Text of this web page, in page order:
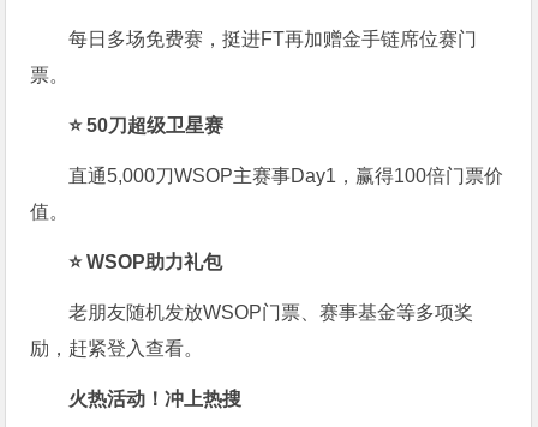
每日多场免费赛，挺进FT再加赠金手链席位赛门
票。
⭐ 50刀超级卫星赛
直通5,000刀WSOP主赛事Day1，赢得100倍门票价
值。
⭐ WSOP助力礼包
老朋友随机发放WSOP门票、赛事基金等多项奖
励，赶紧登入查看。
火热活动！冲上热搜